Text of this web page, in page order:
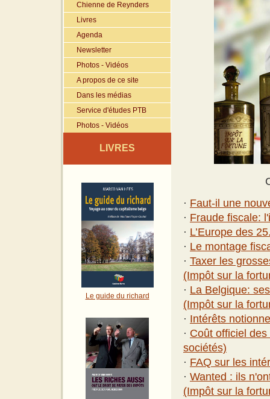
Chienne de Reynders
Livres
Agenda
Newsletter
Photos - Vidéos
A propos de ce site
Dans les médias
Service d'études PTB
Photos - Vidéos
LIVRES
Le guide du richard
· Faut-il une
· Fraude fiscale:
· L’Europe des
· Le montage
· Taxer les
(Impôt sur la
· La Belgique:
(Impôt sur la
· Intérêts
· Coût officiel
sociétés)
· FAQ sur les
· Wanted : ils
(Impôt sur la